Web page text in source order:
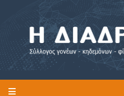
Η ΔΙΑΔΡΟΜΗ